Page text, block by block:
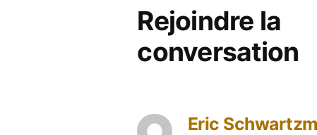
Rejoindre la
conversation
Eric